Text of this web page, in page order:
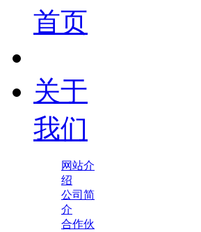
首页
关于
我们
网站介
绍
公司简
介
合作伙